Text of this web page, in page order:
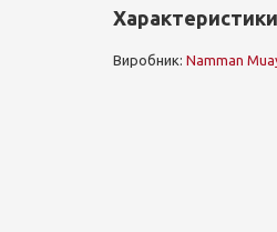
Характеристики
Виробник: Namman